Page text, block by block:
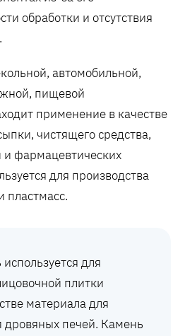
обработки и отсутствия
автомобильной,
пищевой
применение в качестве
чистящего средства,
и фармацевтических
для производства
для
плитки
материала для
дровяных печей. Камень